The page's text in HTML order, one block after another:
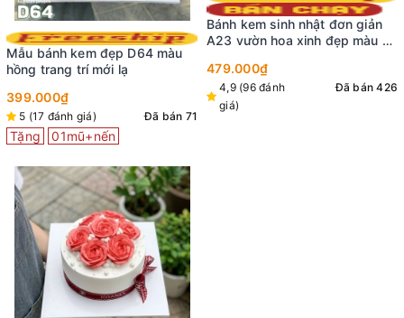
Mẫu bánh kem đẹp D64 màu
hồng trang trí mới lạ
399.000₫
5 (17 đánh giá) Đã bán 71
Tặng 01mũ+nến
Bánh kem sinh nhật đơn giản
A23 vườn hoa xinh đẹp màu đỏ
479.000₫
4,9 (96 đánh
giá)
Đã bán 426